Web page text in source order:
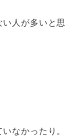
人が多いと思
なかったり。